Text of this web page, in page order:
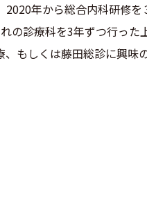
年から総合内科研修
の診療科を3年ずつ行っ
もしくは藤田総診に興